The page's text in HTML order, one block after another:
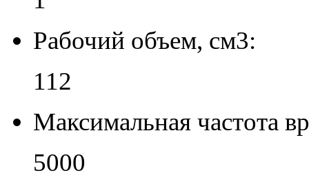
Рабочий объем, см3:
112
Максимальная частота
5000